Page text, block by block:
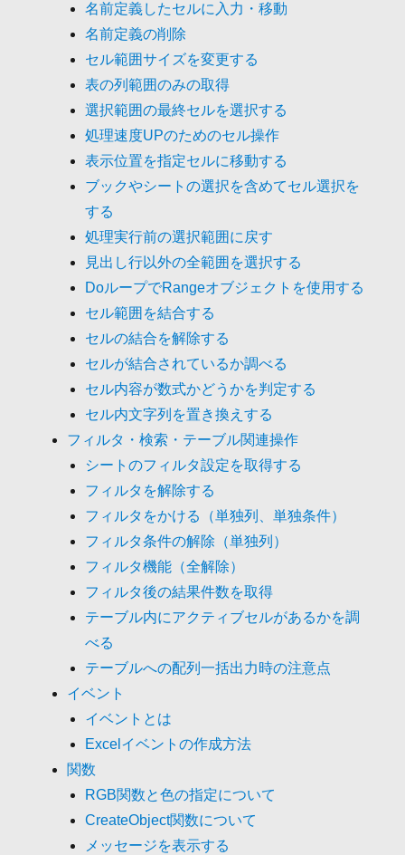
名前定義したセルに入力・移動
名前定義の削除
セル範囲サイズを変更する
表の列範囲のみの取得
選択範囲の最終セルを選択する
処理速度UPのためのセル操作
表示位置を指定セルに移動する
ブックやシートの選択を含めてセル選択を
する
処理実行前の選択範囲に戻す
見出し行以外の全範囲を選択する
DoループでRangeオブジェクトを使用する
セル範囲を結合する
セルの結合を解除する
セルが結合されているか調べる
セル内容が数式かどうかを判定する
セル内文字列を置き換えする
フィルタ・検索・テーブル関連操作
シートのフィルタ設定を取得する
フィルタを解除する
フィルタをかける（単独列、単独条件）
フィルタ条件の解除（単独列）
フィルタ機能（全解除）
フィルタ後の結果件数を取得
テーブル内にアクティブセルがあるかを調
べる
テーブルへの配列一括出力時の注意点
イベント
イベントとは
Excelイベントの作成方法
関数
RGB関数と色の指定について
CreateObject関数について
メッセージを表示する